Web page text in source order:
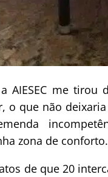
AIESEC me
o que não
zona de
de que 20